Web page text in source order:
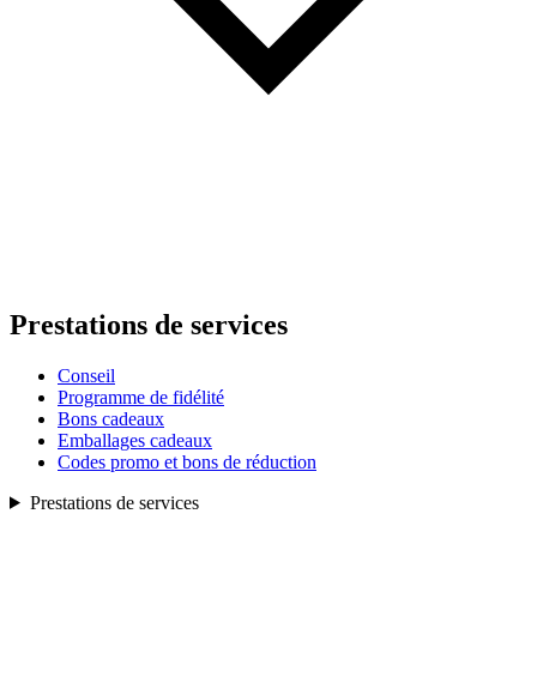
Prestations de services
Conseil
Programme de fidélité
Bons cadeaux
Emballages cadeaux
Codes promo et bons de réduction
Prestations de services